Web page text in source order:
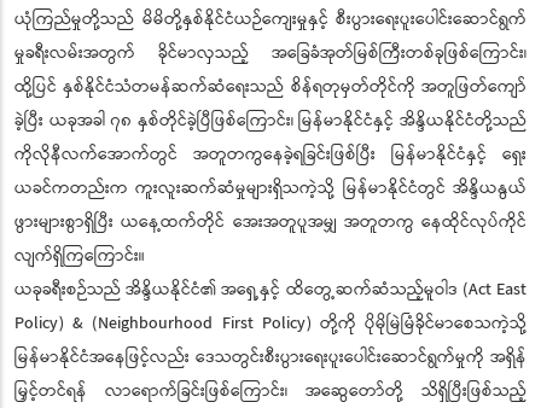
ယုံကြည်မှုတို့သည် မိမိတို့နှစ်နိုင်ငံယဉ်ကျေးမှုနှင့် စီးပွားရေးပူးပေါင်းဆောင်ရွက်
မှုခရီးလမ်းအတွက် ခိုင်မာလှသည့် အခြေခံအုတ်မြစ်ကြီးတစ်ခုဖြစ်ကြောင်း၊
ထို့ပြင် နှစ်နိုင်ငံသံတမန်ဆက်ဆံရေးသည် စိန်ရတုမှတ်တိုင်ကို အတူဖြတ်ကျော်
ခဲ့ပြီး ယခုအခါ ၇၈ နှစ်တိုင်ခဲ့ပြီဖြစ်ကြောင်း၊ မြန်မာနိုင်ငံနှင့် အိန္ဒိယနိုင်ငံတို့သည်
ကိုလိုနီလက်အောက်တွင် အတူတကွနေခဲ့ရခြင်းဖြစ်ပြီး မြန်မာနိုင်ငံနှင့် ရှေး
ယခင်ကတည်းက ကူးလူးဆက်ဆံမှုများရှိသကဲ့သို့ မြန်မာနိုင်ငံတွင် အိန္ဒိယနွယ်
ဖွားများစွာရှိပြီး ယနေ့ထက်တိုင် အေးအတူပူအမျှ အတူတကွ နေထိုင်လုပ်ကိုင်
လျက်ရှိကြကြောင်း။
ယခုခရီးစဉ်သည် အိန္ဒိယနိုင်ငံ၏ အရှေ့နှင့် ထိတွေ့ဆက်ဆံသည့်မူဝါဒ (Act East
Policy) & (Neighbourhood First Policy) တို့ကို ပိုမိုမြဲမြံခိုင်မာစေသကဲ့သို့
မြန်မာနိုင်ငံအနေဖြင့်လည်း ဒေသတွင်းစီးပွားရေးပူးပေါင်းဆောင်ရွက်မှုကို အရှိန်
မြှင့်တင်ရန် လာရောက်ခြင်းဖြစ်ကြောင်း၊ အဆွေတော်တို့ သိရှိပြီးဖြစ်သည့်